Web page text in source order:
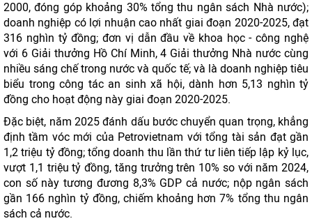
2000, đóng góp khoảng 30% tổng thu ngân sách Nhà nước);
doanh nghiệp có lợi nhuận cao nhất giai đoạn 2020-2025, đạt
316 nghìn tỷ đồng; đơn vị dẫn đầu về khoa học - công nghệ
với 6 Giải thưởng Hồ Chí Minh, 4 Giải thưởng Nhà nước cùng
nhiều sáng chế trong nước và quốc tế; và là doanh nghiệp tiêu
biểu trong công tác an sinh xã hội, dành hơn 5,13 nghìn tỷ
đồng cho hoạt động này giai đoạn 2020-2025.
Đặc biệt, năm 2025 đánh dấu bước chuyển quan trọng, khẳng
định tầm vóc mới của Petrovietnam với tổng tài sản đạt gần
1,2 triệu tỷ đồng; tổng doanh thu lần thứ tư liên tiếp lập kỷ lục,
vượt 1,1 triệu tỷ đồng, tăng trưởng trên 10% so với năm 2024,
con số này tương đương 8,3% GDP cả nước; nộp ngân sách
gần 166 nghìn tỷ đồng, chiếm khoảng hơn 7% tổng thu ngân
sách cả nước.